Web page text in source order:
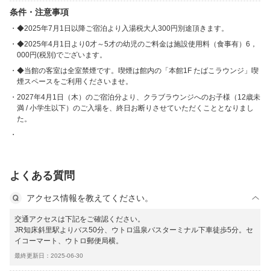
条件・注意事項
◆2025年7月1日以降ご宿泊より入湯税大人300円別途頂きます。
◆2025年4月1日より0才～5才の幼児のご料金は施設使用料（食事有）6，
000円(税別)でございます。
◆当館の客室は全室禁煙です。喫煙は館内の「本館1F たばこラウンジ」喫
煙スペースをご利用くださいませ。
2027年4月1日（木）のご宿泊分より、クラブラウンジへのお子様（12歳未
満 / 小学生以下）のご入場を、終日お断りさせていただくこととなりまし
た。
よくある質問
アクセス情報を教えてください。
交通アクセスは下記をご確認ください。
JR知床斜里駅よりバス50分、ウトロ温泉バスターミナル下車徒歩5分。セ
イコーマート、ウトロ郵便局横。
最終更新日：2025-06-30